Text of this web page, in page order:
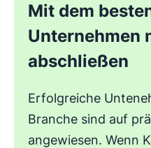
Mit dem
Unternehmen
abschließen
Erfolgreiche
Branche sind auf
angewiesen. Wenn